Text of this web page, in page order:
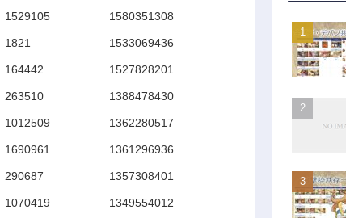
1529105 1580351308
1821 1533069436
164442 1527828201
263510 1388478430
1012509 1362280517
1690961 1361296936
290687 1357308401
1070419 1349554012